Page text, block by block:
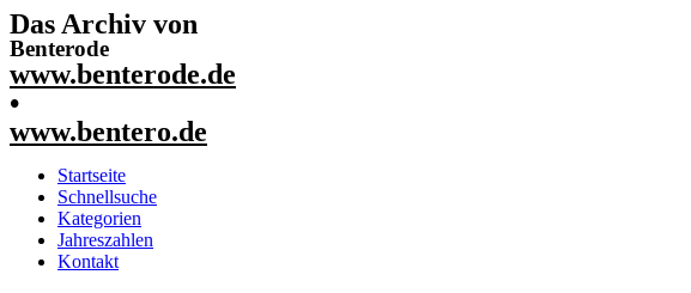
Das Archiv von
Benterode
www.benterode.de
•
www.bentero.de
Startseite
Schnellsuche
Kategorien
Jahreszahlen
Kontakt